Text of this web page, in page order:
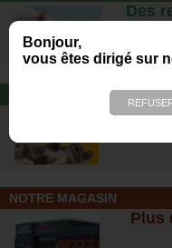
Bonjour,
vous êtes dirigé sur
Des
JOUET POUR CHAT
NOTRE MAGASIN
Plus